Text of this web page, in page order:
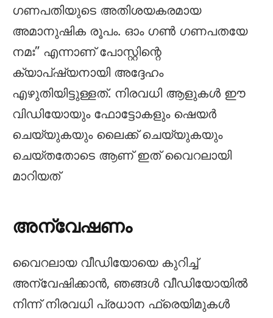
ഗണപതിയുടെ അതിശയകരമായ
അമാനുഷിക രൂപം. ഓം ഗൺ ഗണപതയേ
നമഃ” എന്നാണ് പോസ്റ്റിന്റെ
ക്യാപ്ഷ്യനായി അദ്ദേഹം
എഴുതിയിട്ടുള്ളത്. നിരവധി ആളുകൾ ഈ
വിഡിയോയും ഫോട്ടോകളും ഷെയർ
ചെയ്യുകയും ലൈക്ക് ചെയ്യുകയും
ചെയ്തതോടെ ആണ് ഇത് വൈറലായി
മാറിയത്
അന്വേഷണം
വൈറലായ വീഡിയോയെ കുറിച്ച്
അന്വേഷിക്കാൻ, ഞങ്ങൾ വീഡിയോയിൽ
നിന്ന് നിരവധി പ്രധാന ഫ്രെയിമുകൾ